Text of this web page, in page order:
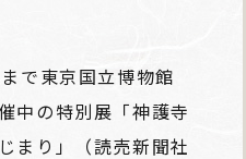
で東京国立博物館
中の特別展「神護寺
まり」（読売新聞社